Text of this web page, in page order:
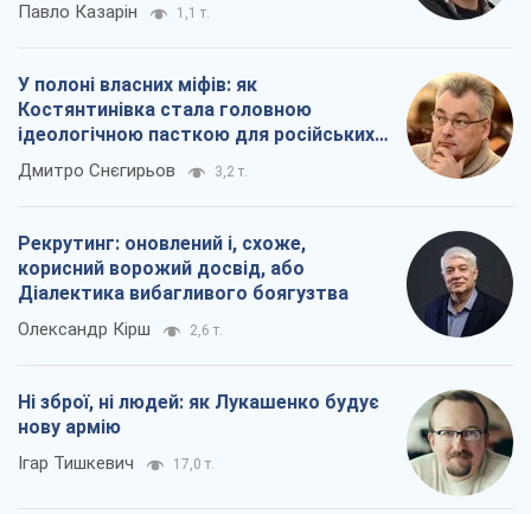
Павло Казарін 1,1 т.
У полоні власних міфів: як
Костянтинівка стала головною
ідеологічною пасткою для російських
окупантів
Дмитро Снєгирьов 3,2 т.
Рекрутинг: оновлений і, схоже,
корисний ворожий досвід, або
Діалектика вибагливого боягузтва
Олександр Кірш 2,6 т.
Ні зброї, ні людей: як Лукашенко будує
нову армію
Ігар Тишкевич 17,0 т.